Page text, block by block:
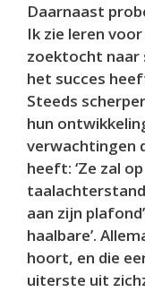
Daarnaast
Ik zie leren
zoektocht naar
het succes
Steeds
hun
verwachtingen
heeft: ‘Ze zal
taalachterstand
aan zijn
haalbare’.
hoort, en die
uiterste uit